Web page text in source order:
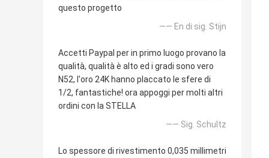
questo progetto
—— En di sig. Stijn
Accetti Paypal per in primo luogo provano la
qualità, qualità è alto ed i gradi sono vero
N52, l'oro 24K hanno placcato le sfere di
1/2, fantastiche! ora appoggi per molti altri
ordini con la STELLA
—— Sig. Schultz
Lo spessore di rivestimento 0,035 millimetri